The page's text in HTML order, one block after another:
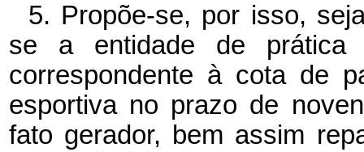
5. Propõe-se, por isso,
se a entidade de prática
correspondente à cota de
esportiva no prazo de
fato gerador, bem assim